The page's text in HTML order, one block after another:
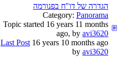
הגדרה של דו"ח בפנורמה
Category: Panorama
Topic started 16 years 11 months
ago, by avi3620
Last Post 16 years 10 months ago
by avi3620